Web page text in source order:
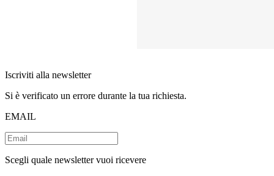
Iscriviti alla newsletter
Si è verificato un errore durante la tua richiesta.
EMAIL
Scegli quale newsletter vuoi ricevere